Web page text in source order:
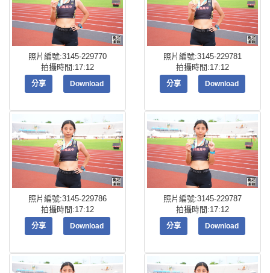
照片編號:3145-229770
拍攝時間:17:12
分享 Download
照片編號:3145-229781
拍攝時間:17:12
分享 Download
照片編號:3145-229786
拍攝時間:17:12
分享 Download
照片編號:3145-229787
拍攝時間:17:12
分享 Download